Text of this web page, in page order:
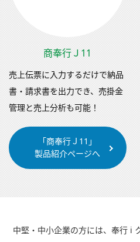
商奉行Ｊ11
売上伝票に入力するだけで納品
書・請求書を出力でき、売掛金
管理と売上分析も可能！
「商奉行Ｊ11」
製品紹介ページへ
中堅・中小企業の方には、奉行 i